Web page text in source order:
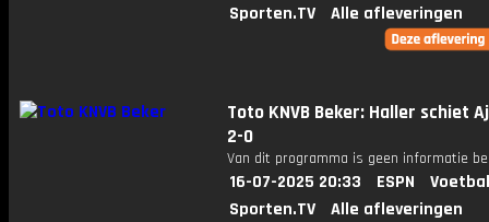
Sporten.TV
Alle afleveringen
Toto KNVB Beker: Haller schiet
2-0
Van dit programma is geen informatie
16-07-2025 20:33 ESPN
Sporten.TV
Alle afleveringen